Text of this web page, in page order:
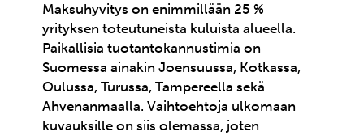
Maksuhyvitys on enimmillään 25 %
yrityksen toteutuneista kuluista alueella.
Paikallisia tuotantokannustimia on
Suomessa ainakin Joensuussa, Kotkassa,
Oulussa, Turussa, Tampereella sekä
Ahvenanmaalla. Vaihtoehtoja ulkomaan
kuvauksille on siis olemassa, joten